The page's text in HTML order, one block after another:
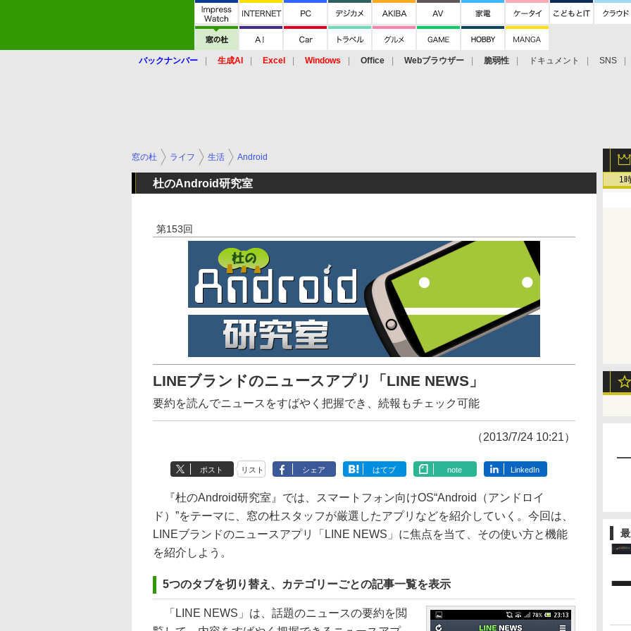
バックナンバー 生成AI Excel Windows Office Webブラウザー 脆弱性 ドキュメント SNS
1
窓の杜 ライフ 生活 Android
杜のAndroid研究室
第153回
LINEブランドのニュースアプリ「LINE NEWS」
要約を読んでニュースをすばやく把握でき、続報もチェック可能
（2013/7/24 10:21）
ポスト リスト シェア はてブ note LinkedIn
『杜のAndroid研究室』では、スマートフォン向けOS“Android（アンドロイ
ド）”をテーマに、窓の杜スタッフが厳選したアプリなどを紹介していく。今回は、
LINEブランドのニュースアプリ「LINE NEWS」に焦点を当て、その使い方と機能
を紹介しよう。
5つのタブを切り替え、カテゴリーごとの記事一覧を表示
「LINE NEWS」は、話題のニュースの要約を閲